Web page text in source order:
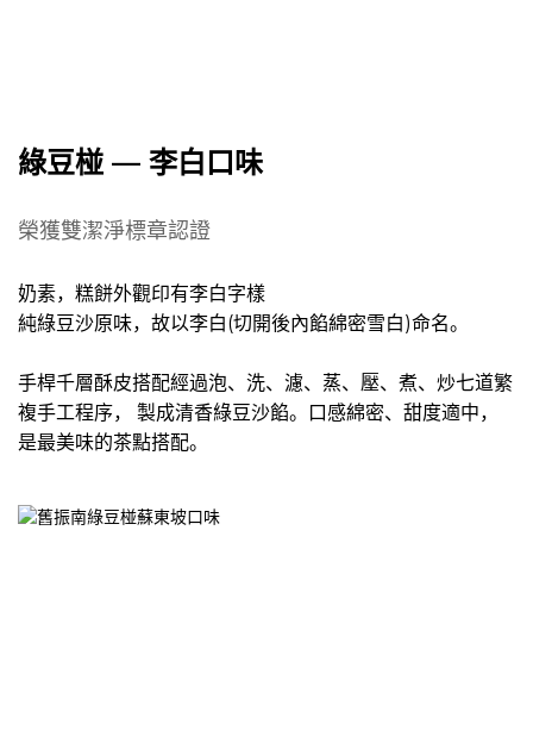
綠豆椪 — 李白口味
榮獲雙潔淨標章認證
奶素，糕餅外觀印有李白字樣
純綠豆沙原味，故以李白(切開後內餡綿密雪白)命名。
手桿千層酥皮搭配經過泡、洗、濾、蒸、壓、煮、炒七道繁
複手工程序， 製成清香綠豆沙餡。口感綿密、甜度適中，
是最美味的茶點搭配。